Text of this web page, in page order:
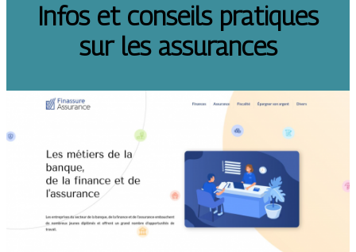
Infos et conseils pratiques
sur les assurances